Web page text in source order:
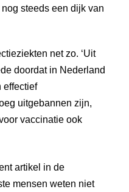
steeds een dijk van
net zo. ‘Uit
doordat in Nederland
effectief
uitgebannen zijn,
vaccinatie ook
artikel in de
mensen weten niet